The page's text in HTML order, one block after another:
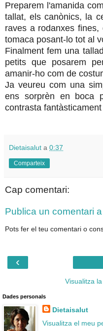
Preparem l'amanida
tallat, els canònics, la
raves a rodanxes fines,
tomaca posant-lo tot al
Finalment fem una
petits que posarem
amanir-ho com de
Ja veureu com una
ens sorprèn en boca
contrasta
Dietaisalut a 0:37
Comparteix
Cap comentari:
Publica un comentari
Pots fer el teu comentari o
‹
Visualitza
Dades personals
Dietaisalut
Visualitza el meu